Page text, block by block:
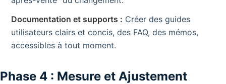
Documentation et supports : Créer des guides
utilisateurs clairs et concis, des FAQ, des mémos,
accessibles à tout moment.
Phase 4 : Mesure et Ajustement